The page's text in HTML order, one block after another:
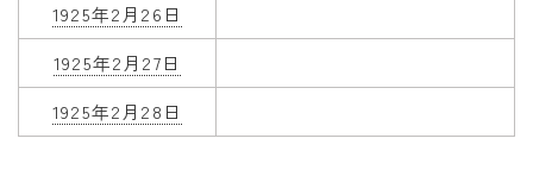
1925年2月26日
1925年2月27日
1925年2月28日